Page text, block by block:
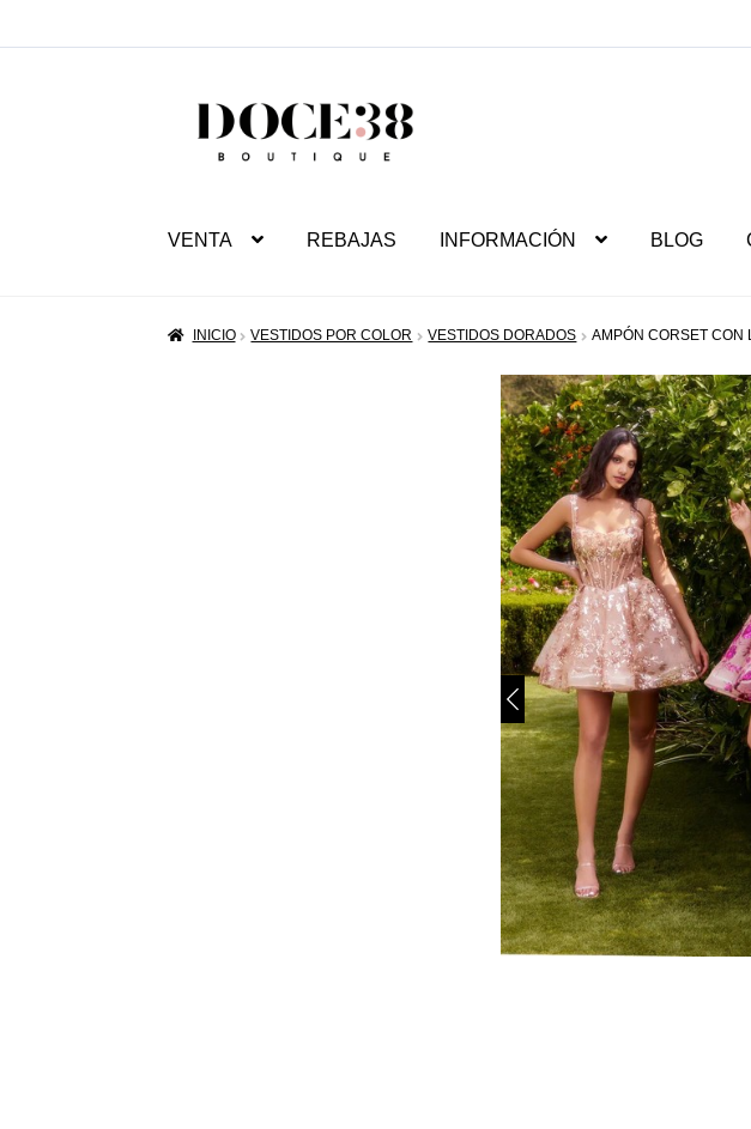
SALTAR
VENTA REBAJAS INFORMACIÓN BLOG
INICIO VESTIDOS POR COLOR VESTIDOS DORADOS AMPÓN CORSET CON